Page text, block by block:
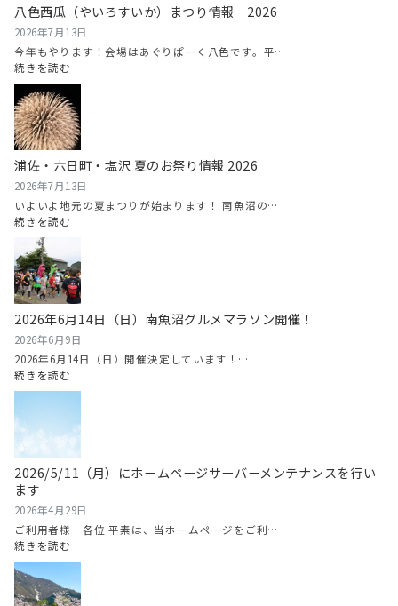
八色西瓜（やいろすいか）まつり情報 2026
2026年7月13日
今年もやります！会場はあぐりぱーく八色です。平…
続きを読む
八
色
西
瓜
（や
い
ろ
す
つ
り
情
報
2026
浦佐・六日町・塩沢 夏のお祭り情報 2026
2026年7月13日
いよいよ地元の夏まつりが始まります！ 南魚沼の…
続きを読む
六
日
町・
塩
沢
夏
お
り
報
2026
2026年6月14日（日）南魚沼グルメマラソン開催！
2026年6月9日
2026年6月14日（日）開催決定しています！…
続きを読む
2026
14
日
南
グ
メ
2026/5/11（月）にホームページサーバーメンテナンスを行い
ます
2026年4月29日
ご利用者様 各位 平素は、当ホームページをご利…
続きを読む
2026/5/11（月）
ホ